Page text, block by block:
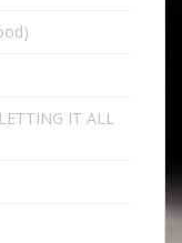
IT ALL